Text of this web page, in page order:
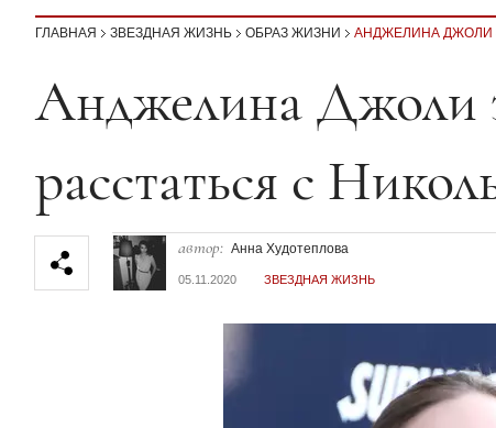
ГЛАВНАЯ ЗВЕЗДНАЯ ЖИЗНЬ ОБРАЗ ЖИЗНИ АНДЖЕЛИНА ДЖОЛИ
Секция статей
Анджелина Джоли
расстаться с
автор: Анна Худотеплова
05.11.2020 ЗВЕЗДНАЯ ЖИЗНЬ